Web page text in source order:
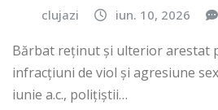
clujazi iun. 10, 2026
Bărbat reținut și ulterior arestat
infracțiuni de viol și agresiune
iunie a.c., polițiștii…